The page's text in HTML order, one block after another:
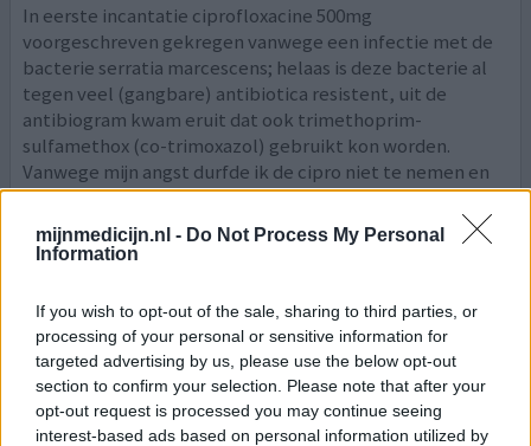
mijnmedicijn.nl - Do Not Process My Personal
Information
If you wish to opt-out of the sale, sharing to third parties, or
processing of your personal or sensitive information for
targeted advertising by us, please use the below opt-out
section to confirm your selection. Please note that after your
opt-out request is processed you may continue seeing
interest-based ads based on personal information utilized by
In eerste incantatie ciprofloxacine 500mg
voorgeschreven gekregen vanwege een infectie met de
bacterie serratia marcescens; helaas is deze bacterie al
tegen veel (gangbare) antibiotica resistent, uit de
antibiogram kwam eruit dat ook trimethoprim-
sulfamethox (co-trimoxazol) gebruikt kon worden.
Vanwege mijn angst durfde ik de cipro niet te nemen en
ben ik gestart met deze[lees meer...]
geef mening 0 reacties
Co-Trimoxazol
20-01-2025 | Man | 24
co-trimoxazol (160/800mg)
Infectie (wond)